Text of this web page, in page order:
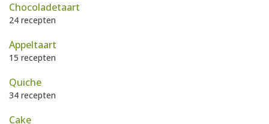
Chocoladetaart
24 recepten
Appeltaart
15 recepten
Quiche
34 recepten
Cake